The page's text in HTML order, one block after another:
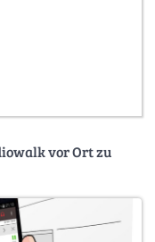
vor Ort zu